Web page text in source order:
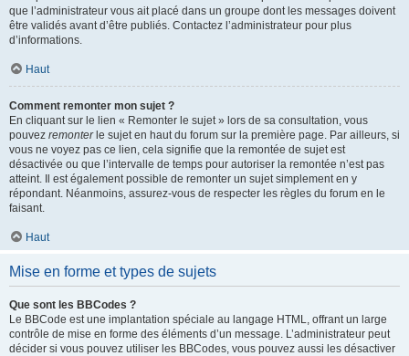
que l’administrateur vous ait placé dans un groupe dont les messages doivent
être validés avant d’être publiés. Contactez l’administrateur pour plus
d’informations.
Haut
Comment remonter mon sujet ?
En cliquant sur le lien « Remonter le sujet » lors de sa consultation, vous
pouvez remonterle sujet en haut du forum sur la première page. Par ailleurs, si
vous ne voyez pas ce lien, cela signifie que la remontée de sujet est
désactivée ou que l’intervalle de temps pour autoriser la remontée n’est pas
atteint. Il est également possible de remonter un sujet simplement en y
répondant. Néanmoins, assurez-vous de respecter les règles du forum en le
faisant.
Haut
Mise en forme et types de sujets
Que sont les BBCodes ?
Le BBCode est une implantation spéciale au langage HTML, offrant un large
contrôle de mise en forme des éléments d’un message. L’administrateur peut
décider si vous pouvez utiliser les BBCodes, vous pouvez aussi les désactiver